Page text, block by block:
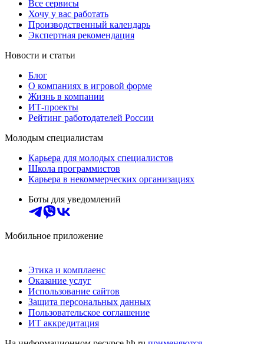
Все сервисы
Хочу у вас работать
Производственный календарь
Экспертная рекомендация
Новости и статьи
Блог
О компаниях в игровой форме
Жизнь в компании
ИТ-проекты
Рейтинг работодателей России
Молодым специалистам
Карьера для молодых специалистов
Школа программистов
Карьера в некоммерческих организациях
Боты для уведомлений
Мобильное приложение
Этика и комплаенс
Оказание услуг
Использование сайтов
Защита персональных данных
Пользовательское соглашение
ИТ аккредитация